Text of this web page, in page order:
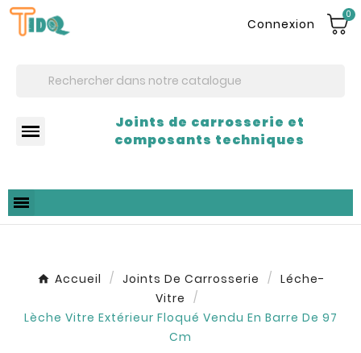
Connexion
0
Joints de carrosserie et
composants techniques
Accueil Joints De Carrosserie
Léche-
Vitre
Lèche Vitre Extérieur Floqué Vendu En Barre De 97
Cm